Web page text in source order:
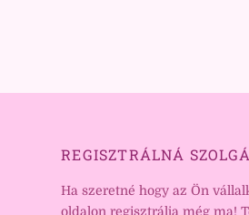
REGISZTRÁLNÁ
Ha szeretné hogy az Ön
oldalon regisztrálja még ma!